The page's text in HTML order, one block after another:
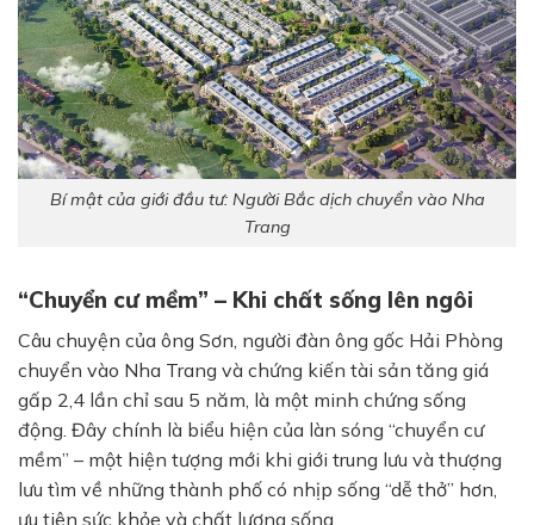
Bí mật của giới đầu tư: Người Bắc dịch chuyển vào Nha
Trang
“Chuyển cư mềm” – Khi chất sống lên ngôi
Câu chuyện của ông Sơn, người đàn ông gốc Hải Phòng
chuyển vào Nha Trang và chứng kiến tài sản tăng giá
gấp 2,4 lần chỉ sau 5 năm, là một minh chứng sống
động. Đây chính là biểu hiện của làn sóng “chuyển cư
mềm” – một hiện tượng mới khi giới trung lưu và thượng
lưu tìm về những thành phố có nhịp sống “dễ thở” hơn,
ưu tiên sức khỏe và chất lượng sống.